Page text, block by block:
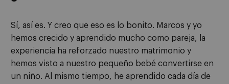
Sí, así es. Y creo que eso es lo bonito. Marcos y yo
hemos crecido y aprendido mucho como pareja, la
experiencia ha reforzado nuestro matrimonio y
hemos visto a nuestro pequeño bebé convertirse en
un niño. Al mismo tiempo, he aprendido cada día de